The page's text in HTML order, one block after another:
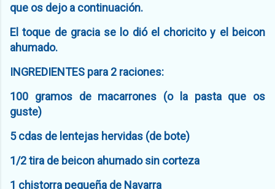
que os dejo a continuación.
El toque de gracia se lo dió el choricito y el beicon
ahumado.
INGREDIENTES para 2 raciones:
100 gramos de macarrones (o la pasta que os
guste)
5 cdas de lentejas hervidas (de bote)
1/2 tira de beicon ahumado sin corteza
1 chistorra pequeña de Navarra